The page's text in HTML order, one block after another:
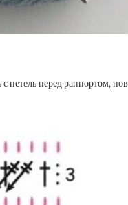
петель перед раппортом,